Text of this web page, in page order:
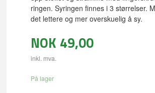
ringen. Syringen finnes i 3 størrelser.
det lettere og mer overskuelig å sy.
NOK 49,00
inkl. mva.
På lager